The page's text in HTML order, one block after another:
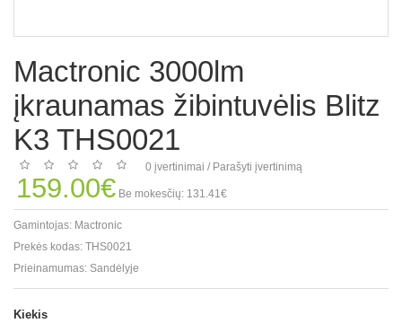
Mactronic 3000lm
įkraunamas žibintuvėlis Blitz
K3 THS0021
0 įvertinimai / Parašyti įvertinimą
159.00€ Be mokesčių: 131.41€
Gamintojas: Mactronic
Prekės kodas: THS0021
Prieinamumas: Sandėlyje
Kiekis